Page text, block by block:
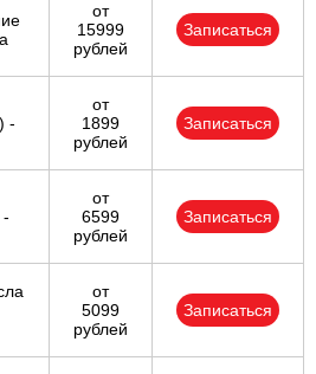
от
15999
рублей
Записаться
-
от
1899
рублей
Записаться
-
от
6599
рублей
Записаться
от
5099
рублей
Записаться